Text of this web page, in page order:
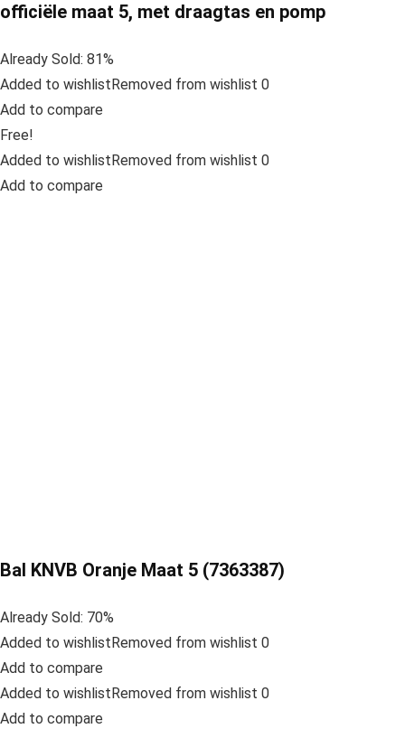
officiële maat 5, met draagtas en pomp
Already Sold: 81%
Added to wishlistRemoved from wishlist 0
Add to compare
Free!
Added to wishlistRemoved from wishlist 0
Add to compare
Bal KNVB Oranje Maat 5 (7363387)
Already Sold: 70%
Added to wishlistRemoved from wishlist 0
Add to compare
Added to wishlistRemoved from wishlist 0
Add to compare